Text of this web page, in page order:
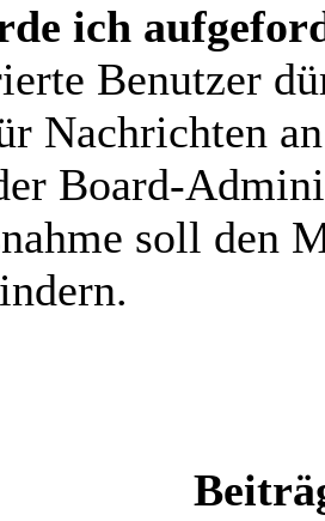
ich
Benutzer
Nachrichten
Board-
soll den